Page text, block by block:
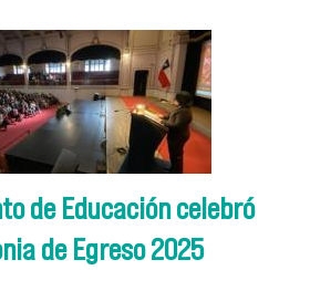
de Educación celebró
de Egreso 2025